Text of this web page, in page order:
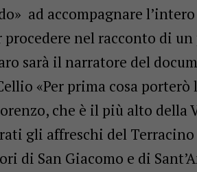
ad accompagnare
nel racconto di un
sarà il narratore del
«Per prima cosa porterò
che è il più alto della
gli affreschi del
di San Giacomo e di